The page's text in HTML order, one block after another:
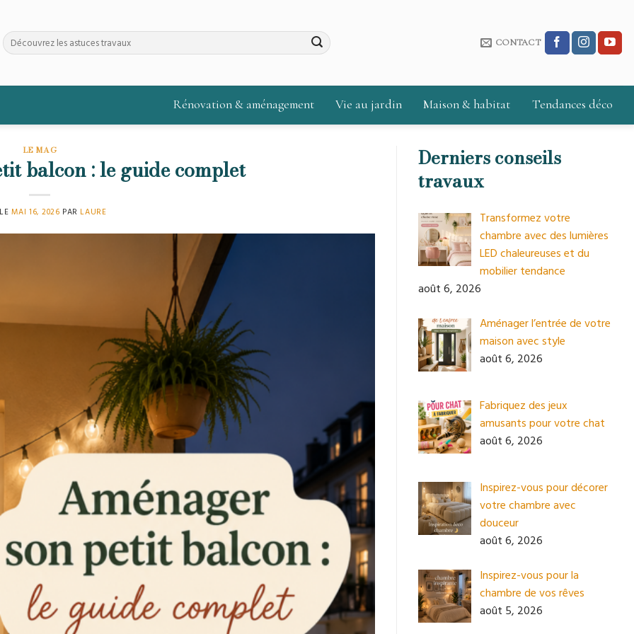
CONTACT
Rénovation & aménagement Vie au jardin Maison & habitat Tendances déco
LE MAG
balcon : le guide complet
MAI 16, 2026 PAR LAURE
Derniers conseils
travaux
Transformez votre
chambre avec des lumières
LED chaleureuses et du
mobilier tendance
août 6, 2026
Aménager l’entrée de votre
maison avec style
août 6, 2026
Fabriquez des jeux
amusants pour votre chat
août 6, 2026
Inspirez-vous pour décorer
votre chambre avec
douceur
août 6, 2026
Inspirez-vous pour la
chambre de vos rêves
août 5, 2026